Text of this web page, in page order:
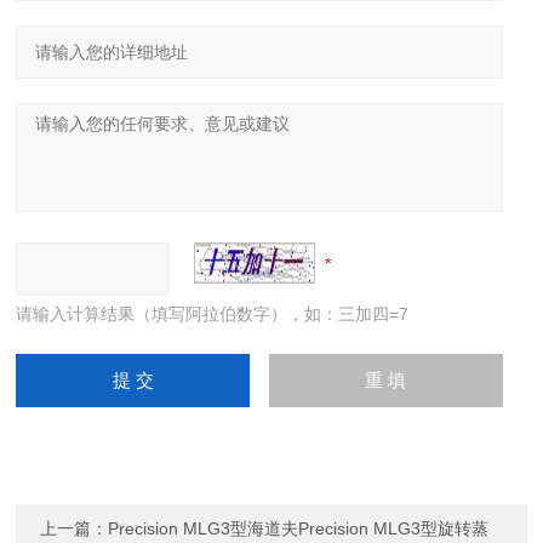
请输入计算结果（填写阿拉伯数字），如：三加四=7
上一篇： Precision MLG3型海道夫Precision MLG3型旋转蒸